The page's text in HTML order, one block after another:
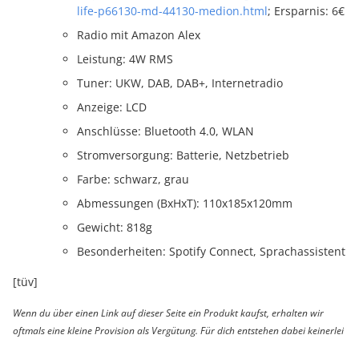
life-p66130-md-44130-medion.html; Ersparnis: 6€
Radio mit Amazon Alex
Leistung: 4W RMS
Tuner: UKW, DAB, DAB+, Internetradio
Anzeige: LCD
Anschlüsse: Bluetooth 4.0, WLAN
Stromversorgung: Batterie, Netzbetrieb
Farbe: schwarz, grau
Abmessungen (BxHxT): 110x185x120mm
Gewicht: 818g
Besonderheiten: Spotify Connect, Sprachassistent
[tüv]
Wenn du über einen Link auf dieser Seite ein Produkt kaufst, erhalten wir
oftmals eine kleine Provision als Vergütung. Für dich entstehen dabei keinerlei